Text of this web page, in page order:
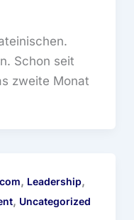
Schon seit
zweite Monat
, Leadership,
, Uncategorized